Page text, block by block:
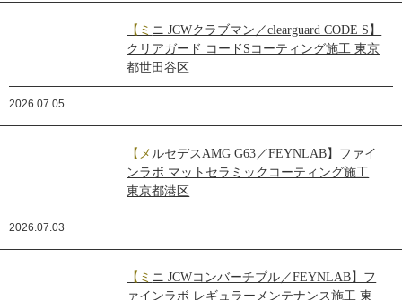
【ミニ JCWクラブマン／clearguard CODE S】
クリアガード コードSコーティング施工 東京
都世田谷区
2026.07.05
【メルセデスAMG G63／FEYNLAB】ファイ
ンラボ マットセラミックコーティング施工
東京都港区
2026.07.03
【ミニ JCWコンバーチブル／FEYNLAB】フ
ァインラボ レギュラーメンテナンス施工 東